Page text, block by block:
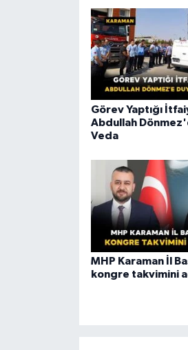
Görev Yaptığı
Abdullah
Veda
MHP Karaman İl
kongre takvimini